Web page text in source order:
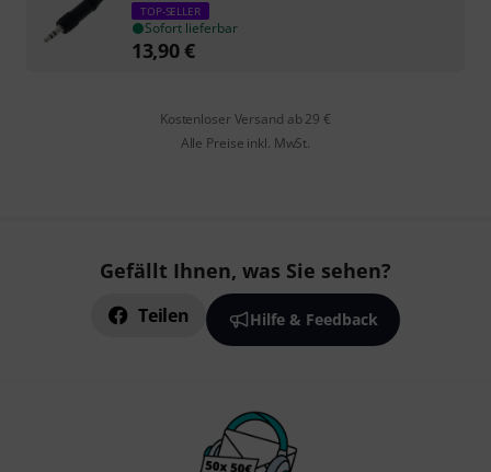
TOP-SELLER
Sofort lieferbar
13,90€
Kostenloser Versand ab 29 €
Alle Preise inkl. MwSt.
Gefällt Ihnen, was Sie sehen?
Teilen Hilfe & Feedback